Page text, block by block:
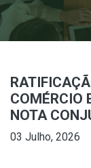
COMÉRCIO
NOTA
03 Julho, 2026